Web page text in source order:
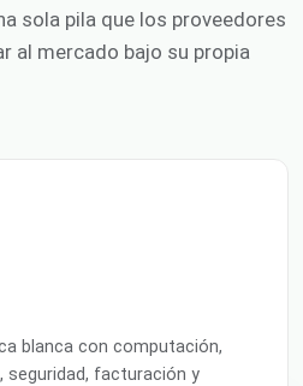
sola pila que los proveedores
al mercado bajo su propia
blanca con computación,
seguridad, facturación y